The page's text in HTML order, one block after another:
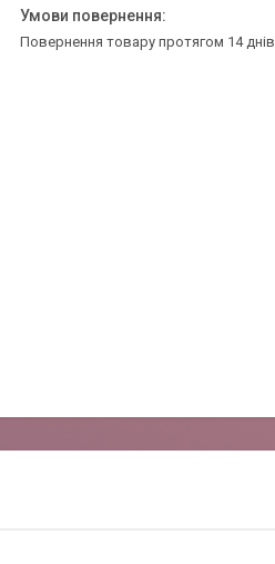
повернення товару протягом 14 днів